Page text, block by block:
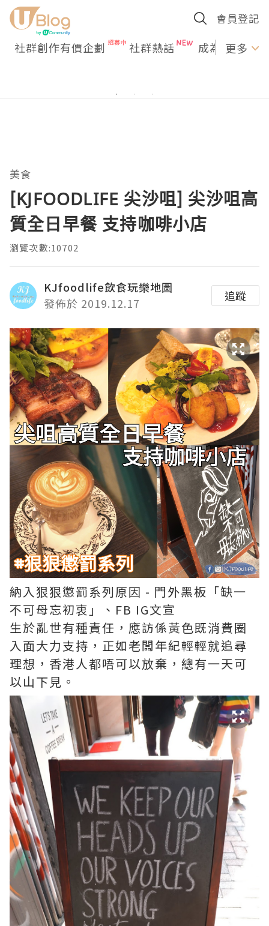
會員登記
社群創作有價企劃 社群熱話 成為U更多
美食
[KJFOODLIFE 尖沙咀] 尖沙咀高
質全日早餐 支持咖啡小店
瀏覽次數:10702
KJfoodlife飲食玩樂地圖
發佈於 2019.12.17
追蹤
納入狠狠懲罰系列原因 - 門外黑板「缺一
不可母忘初衷」、FB IG文宣
生於亂世有種責任，應訪係黃色既消費圈
入面大力支持，正如老闆年紀輕輕就追尋
理想，香港人都唔可以放棄，總有一天可
以山下見。